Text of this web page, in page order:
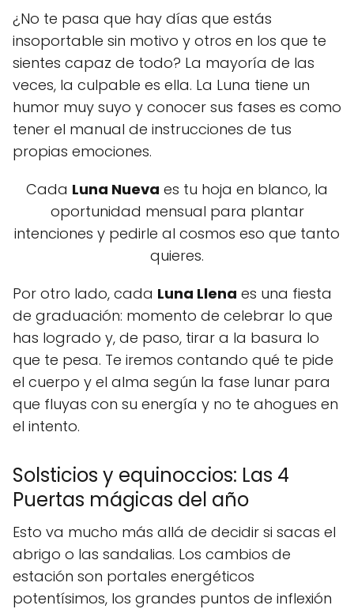
¿No te pasa que hay días que estás
insoportable sin motivo y otros en los que te
sientes capaz de todo? La mayoría de las
veces, la culpable es ella. La Luna tiene un
humor muy suyo y conocer sus fases es como
tener el manual de instrucciones de tus
propias emociones.
Cada Luna Nueva es tu hoja en blanco, la
oportunidad mensual para plantar
intenciones y pedirle al cosmos eso que tanto
quieres.
Por otro lado, cada Luna Llena es una fiesta
de graduación: momento de celebrar lo que
has logrado y, de paso, tirar a la basura lo
que te pesa. Te iremos contando qué te pide
el cuerpo y el alma según la fase lunar para
que fluyas con su energía y no te ahogues en
el intento.
Solsticios y equinoccios: Las 4
Puertas mágicas del año
Esto va mucho más allá de decidir si sacas el
abrigo o las sandalias. Los cambios de
estación son portales energéticos
potentísimos, los grandes puntos de inflexión